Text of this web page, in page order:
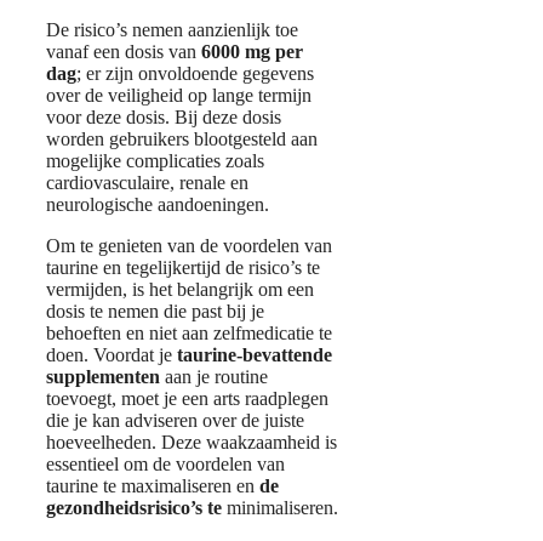
De risico’s nemen aanzienlijk toe
vanaf een dosis van 6000 mg per
dag; er zijn onvoldoende gegevens
over de veiligheid op lange termijn
voor deze dosis. Bij deze dosis
worden gebruikers blootgesteld aan
mogelijke complicaties zoals
cardiovasculaire, renale en
neurologische aandoeningen.
Om te genieten van de voordelen van
taurine en tegelijkertijd de risico’s te
vermijden, is het belangrijk om een
dosis te nemen die past bij je
behoeften en niet aan zelfmedicatie te
doen. Voordat je taurine-bevattende
supplementen aan je routine
toevoegt, moet je een arts raadplegen
die je kan adviseren over de juiste
hoeveelheden. Deze waakzaamheid is
essentieel om de voordelen van
taurine te maximaliseren en de
gezondheidsrisico’s te minimaliseren.